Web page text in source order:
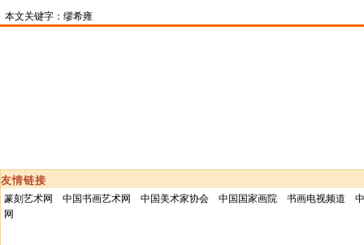
本文关键字：缪希雍
友情链接
篆刻艺术网 中国书画艺术网 中国美术家协会 中国国家画院 书画电视频道
网